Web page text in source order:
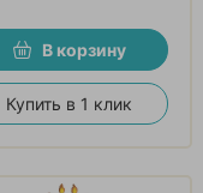
В корзину
Купить в 1 клик